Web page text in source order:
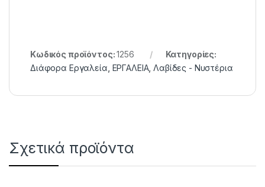
Κωδικός προϊόντος:1256
Κατηγορίες:
Διάφορα Εργαλεία ΕΡΓΑΛΕΙΑ,Λαβίδες - Νυστέρια
Σχετικά προϊόντα